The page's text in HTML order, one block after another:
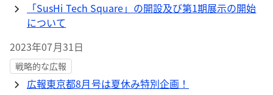
「SusHi Tech Square」の開設及び第1期展示の開始
について
2023年07月31日
戦略的な広報
広報東京都8月号は夏休み特別企画！